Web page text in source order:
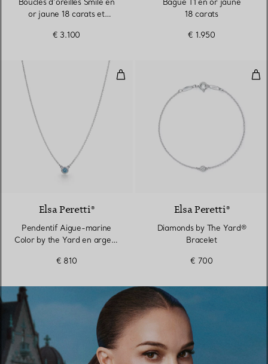
or jaune 18 carats et
€ 3.100
18 carats
€ 1.950
Pendentif Aigue-marine Color
Elsa Peretti®
Pendentif Aigue-marine
Color by the Yard en argent
€ 810
Elsa Peretti®
Diamonds by The Yard®
Bracelet
€ 700